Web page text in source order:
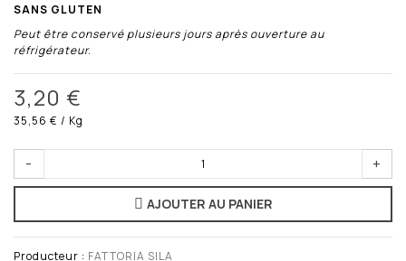
SANS GLUTEN
Peut être conservé plusieurs jours après ouverture au
réfrigérateur.
3,20 €
35,56 € / Kg
- +
AJOUTER AU PANIER
Producteur : FATTORIA SILA